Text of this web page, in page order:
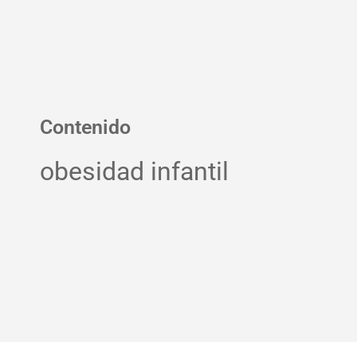
Contenido
obesidad infantil